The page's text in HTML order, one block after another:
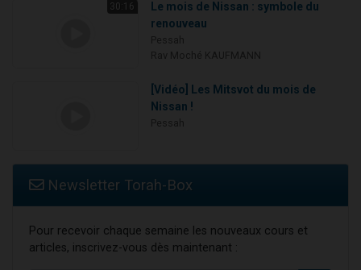
30:16
Le mois de Nissan : symbole du
renouveau
[Vidéo] Les Mitsvot du mois de
Nissan !
Newsletter Torah-Box
Pour recevoir chaque semaine les nouveaux cours et
articles, inscrivez-vous dès maintenant :